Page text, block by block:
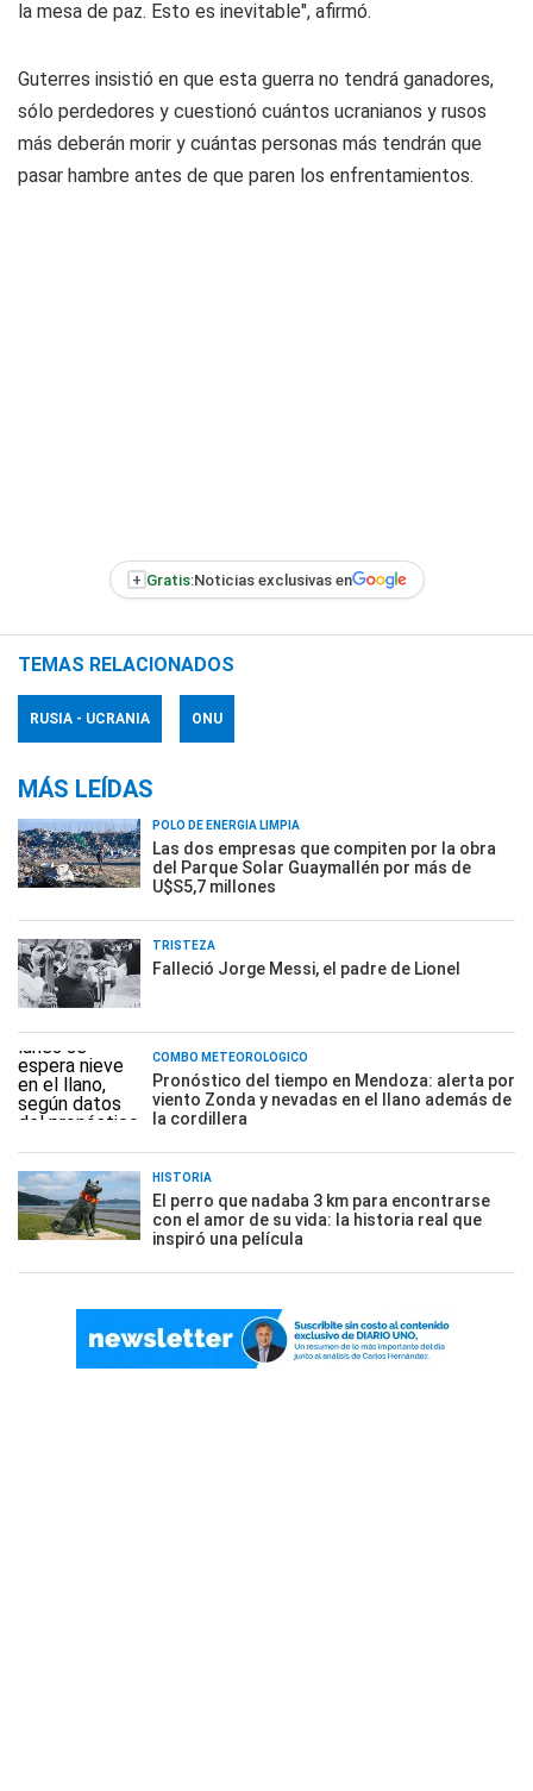
la mesa de paz. Esto es inevitable", afirmó.
Guterres insistió en que esta guerra no tendrá ganadores,
sólo perdedores y cuestionó cuántos ucranianos y rusos
más deberán morir y cuántas personas más tendrán que
pasar hambre antes de que paren los enfrentamientos.
+ Gratis:Noticias exclusivas en
TEMAS RELACIONADOS
RUSIA - UCRANIA ONU
MÁS LEÍDAS
POLO DE ENERGÍA LIMPIA
Las dos empresas que compiten por la obra
del Parque Solar Guaymallén por más de
U$S5,7 millones
TRISTEZA
Falleció Jorge Messi, el padre de Lionel
COMBO METEOROLÓGICO
Pronóstico del tiempo en Mendoza: alerta por
viento Zonda y nevadas en el llano además de
la cordillera
HISTORIA
El perro que nadaba 3 km para encontrarse
con el amor de su vida: la historia real que
inspiró una película